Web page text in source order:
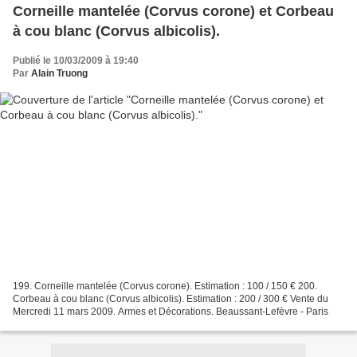
Corneille mantelée (Corvus corone) et Corbeau
à cou blanc (Corvus albicolis).
Publié le 10/03/2009 à 19:40
Par Alain Truong
199. Corneille mantelée (Corvus corone). Estimation : 100 / 150 € 200.
Corbeau à cou blanc (Corvus albicolis). Estimation : 200 / 300 € Vente du
Mercredi 11 mars 2009. Armes et Décorations. Beaussant-Lefèvre - Paris